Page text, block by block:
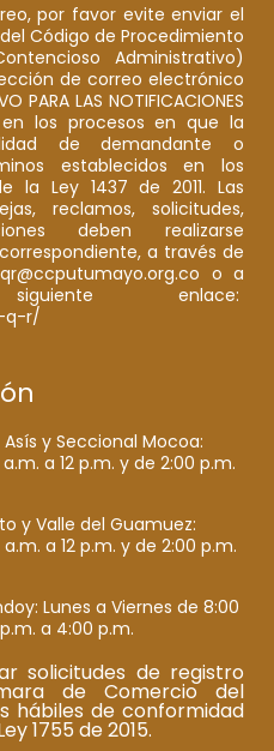
por favor evite enviar el
Código de Procedimiento
Administrativo)
de correo electrónico
PARA LAS NOTIFICACIONES
en los procesos en que la
de demandante o
establecidos en los
la Ley 1437 de 2011. Las
reclamos, solicitudes,
deben realizarse
a través de
o a
enlace:
q-r/
y Seccional Mocoa:
a 12 p.m. y de 2:00 p.m.
y Valle del Guamuez:
a 12 p.m. y de 2:00 p.m.
Lunes a Viernes de 8:00
a 4:00 p.m.
solicitudes de registro
de Comercio del
hábiles de conformidad
1755 de 2015.